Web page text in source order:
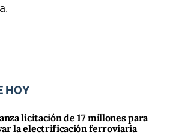
HOY
licitación de 17 millones para
la electrificación ferroviaria